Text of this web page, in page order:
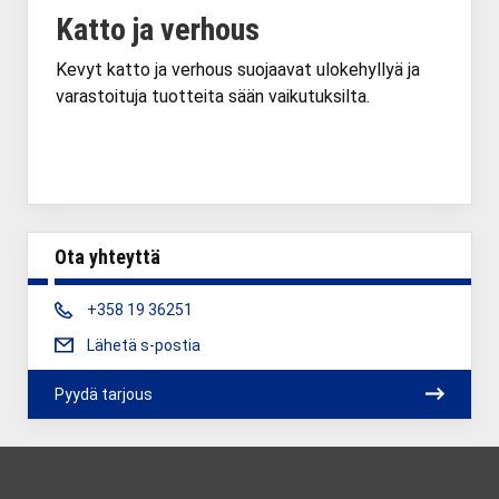
Katto ja verhous
Kevyt katto ja verhous suojaavat ulokehyllyä ja
varastoituja tuotteita sään vaikutuksilta.
Ota yhteyttä
Phone:
+358 19 36251
Lähetä s-postia
Pyydä tarjous